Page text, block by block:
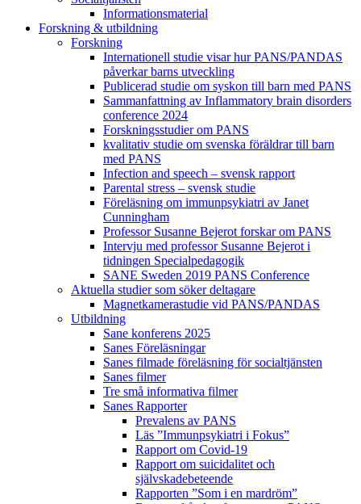
Informationsmaterial
Forskning & utbildning
Forskning
Internationell studie visar hur PANS/PANDAS
påverkar barns utveckling
Publicerad studie om syskon till barn med PANS
Sammanfattning av Inflammatory brain disorders
conference 2024
Forskningsstudier om PANS
kvalitativ studie om svenska föräldrar till barn
med PANS
Infection and speech – svensk rapport
Parental stress – svensk studie
Föreläsning om immunpsykiatri av Janet
Cunningham
Professor Susanne Bejerot forskar om PANS
Intervju med professor Susanne Bejerot i
tidningen Specialpedagogik
SANE Sweden 2019 PANS Conference
Aktuella studier som söker deltagare
Magnetkamerastudie vid PANS/PANDAS
Utbildning
Sane konferens 2025
Sanes Föreläsningar
Sanes filmade föreläsning för socialtjänsten
Sanes filmer
Tre små informativa filmer
Sanes Rapporter
Prevalens av PANS
Läs ”Immunpsykiatri i Fokus”
Rapport om Covid-19
Rapport om suicidalitet och
självskadebeteende
Rapporten ”Som i en mardröm”